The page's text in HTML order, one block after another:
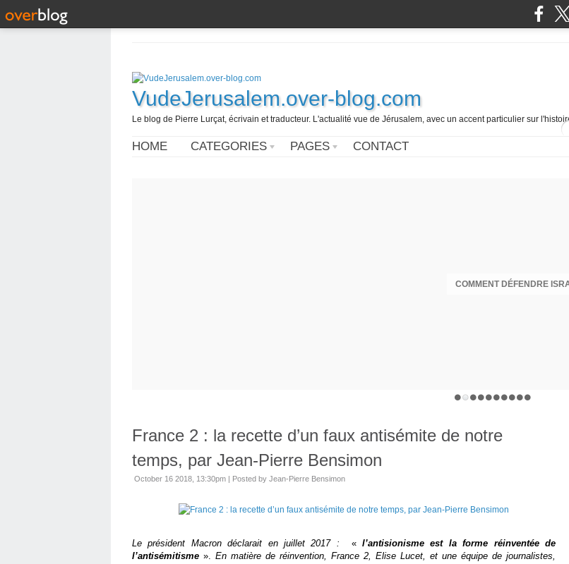
VudeJerusalem.over-blog.com
Le blog de Pierre Lurçat, écrivain et traducteur. L'actualité vue de Jérusalem, avec un accent particulier sur
HOME CATEGORIES PAGES CONTACT
France 2 : la recette d’un faux antisémite de notre
temps, par Jean-Pierre Bensimon
October 16 2018, 13:30pm | Posted by Jean-Pierre Bensimon
Le président Macron déclarait en juillet 2017 : « l’antisionisme est la forme réinventée de
l’antisémitisme ».
En matière de réinvention, France 2, Elise Lucet, et une équipe de journalistes,